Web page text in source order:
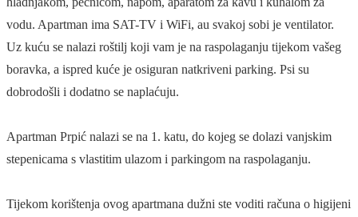
vodu. Apartman ima SAT-TV i WiFi, au svakoj sobi je ventilator.
Uz kuću se nalazi roštilj koji vam je na raspolaganju tijekom vašeg
boravka, a ispred kuće je osiguran natkriveni parking. Psi su
dobrodošli i dodatno se naplaćuju.
Apartman Prpić nalazi se na 1. katu, do kojeg se dolazi vanjskim
stepenicama s vlastitim ulazom i parkingom na raspolaganju.
Tijekom korištenja ovog apartmana dužni ste voditi računa o higijeni